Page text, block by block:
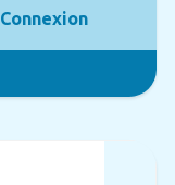
Connexion